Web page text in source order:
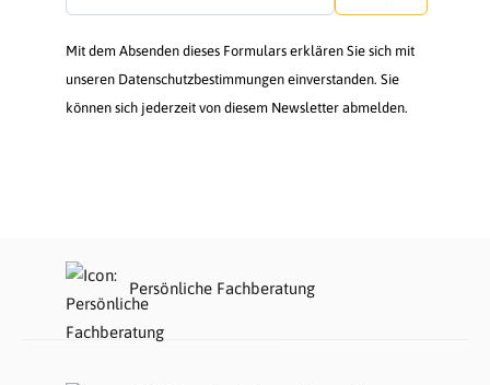
Mit dem Absenden dieses Formulars erklären Sie sich mit
unseren Datenschutzbestimmungen einverstanden. Sie
können sich jederzeit von diesem Newsletter abmelden.
Persönliche Fachberatung